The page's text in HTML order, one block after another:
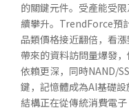
的關鍵元件。受產能受
續攀升。TrendForce預
品類價格接近翻倍，看
帶來的資料訪問量爆發
依賴更深，同時NAND/
鍵，記憶體成為AI基礎
結構正在從傳統消費電